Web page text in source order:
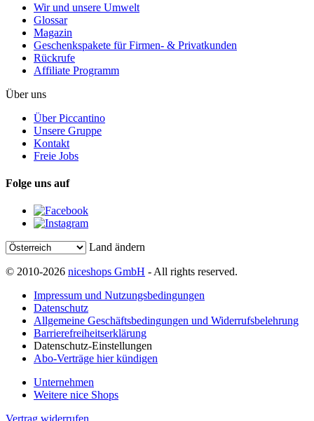
Wir und unsere Umwelt
Glossar
Magazin
Geschenkspakete für Firmen- & Privatkunden
Rückrufe
Affiliate Programm
Über uns
Über Piccantino
Unsere Gruppe
Kontakt
Freie Jobs
Folge uns auf
Land ändern
© 2010-2026 niceshops GmbH - All rights reserved.
Impressum und Nutzungsbedingungen
Datenschutz
Allgemeine Geschäftsbedingungen und Widerrufsbelehrung
Barrierefreiheitserklärung
Datenschutz-Einstellungen
Abo-Verträge hier kündigen
Unternehmen
Weitere nice Shops
Vertrag widerrufen